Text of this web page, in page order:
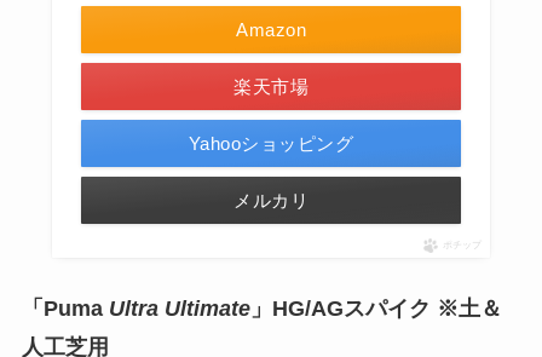
Amazon
楽天市場
Yahooショッピング
メルカリ
ポチップ
「Puma Ultra Ultimate」HG/AGスパイク ※土＆
人工芝用